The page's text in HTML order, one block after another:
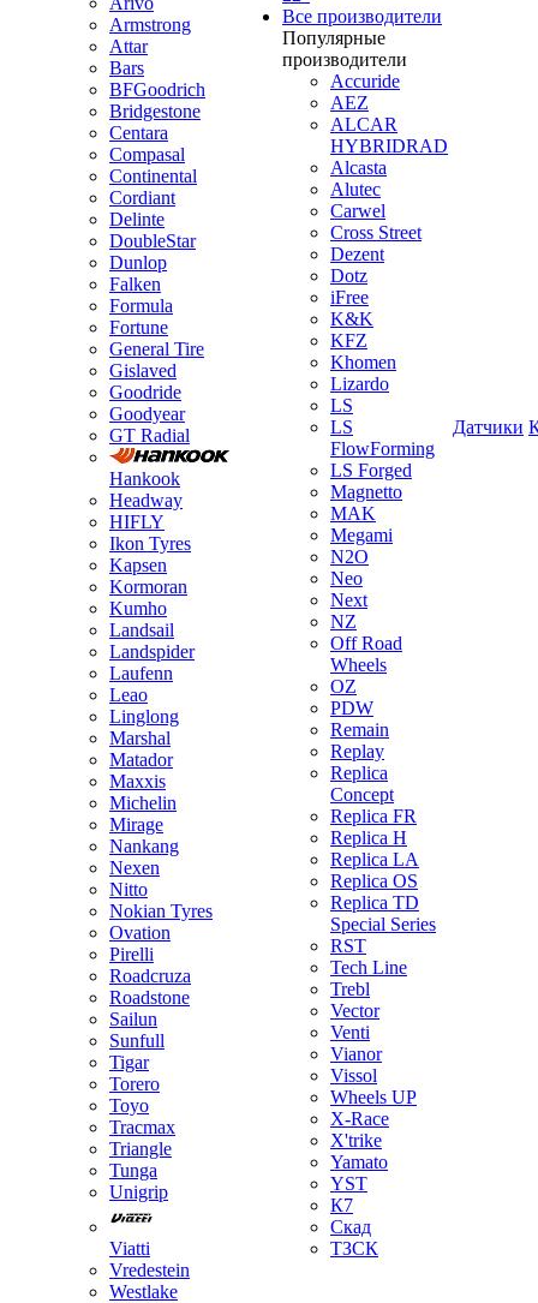
Armstrong
Attar
Bars
BFGoodrich
Bridgestone
Centara
Compasal
Continental
Cordiant
Delinte
DoubleStar
Dunlop
Falken
Formula
Fortune
General Tire
Gislaved
Goodride
Goodyear
GT Radial
Hankook
Headway
HIFLY
Ikon Tyres
Kapsen
Kormoran
Kumho
Landsail
Landspider
Laufenn
Leao
Linglong
Marshal
Matador
Maxxis
Michelin
Mirage
Nankang
Nexen
Nitto
Nokian Tyres
Ovation
Pirelli
Roadcruza
Roadstone
Sailun
Sunfull
Tigar
Torero
Toyo
Tracmax
Triangle
Tunga
Unigrip
Viatti
Vredestein
Westlake
Все производители
Популярные
производители
Accuride
AEZ
ALCAR
HYBRIDRAD
Alcasta
Alutec
Carwel
Cross Street
Dezent
Dotz
iFree
K&K
KFZ
Khomen
Lizardo
LS
LS
FlowForming
LS Forged
Magnetto
MAK
Megami
N2O
Neo
Next
NZ
Off Road
Wheels
OZ
PDW
Remain
Replay
Replica
Concept
Replica FR
Replica H
Replica LA
Replica OS
Replica TD
Special Series
RST
Tech Line
Trebl
Vector
Venti
Vianor
Vissol
Wheels UP
X-Race
X'trike
Yamato
YST
К7
Скад
ТЗСК
Датчики